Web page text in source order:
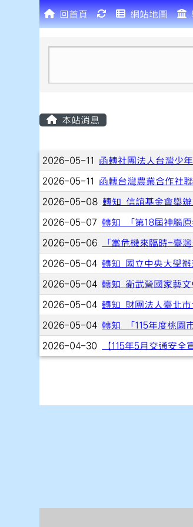
回首頁 網站地圖
本站消息
文章列表
2026-05-11 函轉社團法人台灣少
2026-05-11 函轉台灣農業合作社
2026-05-08 轉知 信誼基金會舉
2026-05-07 轉知 「第18屆神腦
2026-05-06 「當危機來臨時-臺
2026-05-04 轉知 國立中央大學辦
2026-05-04 轉知 衛武營國家藝
2026-05-04 轉知 財團法人臺北市
2026-05-04 轉知 「115年度桃園
2026-04-30 【115年5月交通安全